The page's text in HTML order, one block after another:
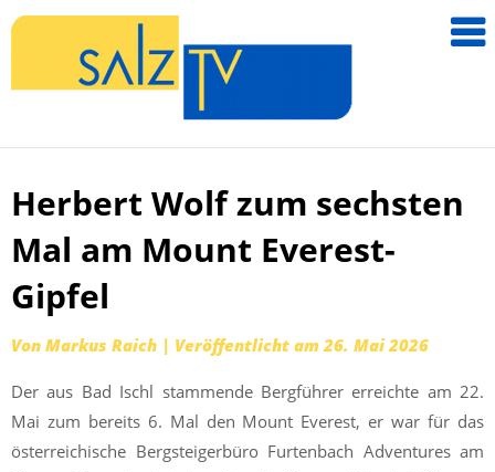
salzTV –
Zum
springen
Herbert Wolf zum sechsten
Mal am Mount Everest-
Gipfel
Von Markus Raich | Veröffentlicht am26. Mai 2026
Der aus Bad Ischl stammende Bergführer erreichte am 22.
Mai zum bereits 6. Mal den Mount Everest, er war für das
österreichische Bergsteigerbüro Furtenbach Adventures am